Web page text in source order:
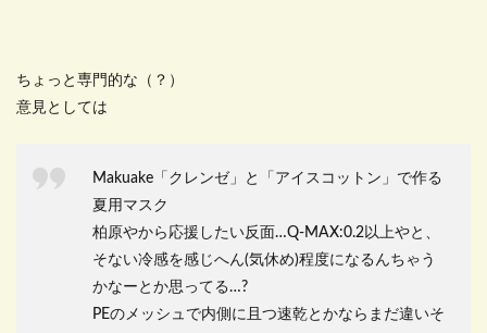
ちょっと専門的な（？）
意見としては
Makuake「クレンゼ」と「アイスコットン」で作る
夏用マスク
柏原やから応援したい反面…Q-MAX:0.2以上やと、
そない冷感を感じへん(気休め)程度になるんちゃう
かなーとか思ってる…?
PEのメッシュで内側に且つ速乾とかならまだ違いそ